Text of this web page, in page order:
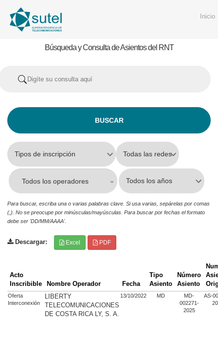
Inicio
Búsqueda y Consulta de Asientos del RNT
Todos los operadores
Para buscar, escriba una o varias palabras clave. Si usa varias, sepárelas por comas
(,). No se preocupe por minúsculas/mayúsculas. Para buscar por fechas el formato
debe ser 'DD/MM/AAAA'.
Descargar: Excel PDF
Acto
Inscribible
Nombre Operador Fecha
Tipo
Asiento
Número
Asiento
Oferta
Interconexión
LIBERTY
TELECOMUNICACIONES
DE COSTA RICA LY, S. A.
13/10/2022 MD
MD-
002271-
2025
AS-